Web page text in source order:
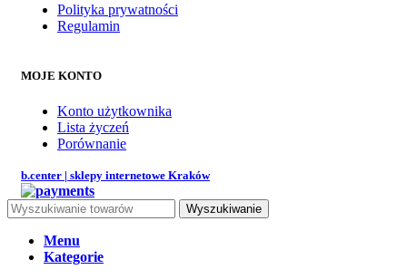
Polityka prywatności
Regulamin
MOJE KONTO
Konto użytkownika
Lista życzeń
Porównanie
b.center | sklepy internetowe Kraków
Wyszukiwanie
Menu
Kategorie